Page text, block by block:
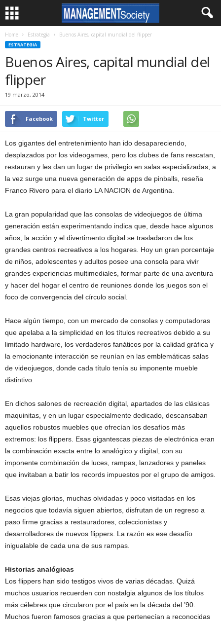
Home Estrategia Buenos Aires, capital mundial del flipper
ESTRATEGIA
Buenos Aires, capital mundial del
flipper
19 marzo, 2014
Facebook Twitter
Los gigantes del entretenimiento han ido desapareciendo,
desplazados por los videogames, pero los clubes de fans rescatan,
restauran y les dan un lugar de privilegio en salas especializadas; a
la vez surge una nueva generación de apps de pinballs, reseña
Franco Rivero para el diario LA NACION de Argentina.
La gran popularidad que las consolas de videojuegos de última
generación están experimentando indica que, desde hace algunos
años, la acción y el divertimento digital se trasladaron de los
grandes centros recreativos a los hogares. Hoy un gran porcentaje
de niños, adolescentes y adultos posee una consola para vivir
grandes experiencias multimediales, formar parte de una aventura
y hacer del hogar el centro de reuniones donde los juegos son el
foco de convergencia del círculo social.
Hace algún tiempo, con un mercado de consolas y computadoras
que apelaba a la simplicidad en los títulos recreativos debido a su
limitado hardware, los verdaderos fanáticos por la calidad gráfica y
la emocionante interacción se reunían en las emblemáticas salas
de videojuegos, donde cada título tenía su imponente mueble
distintivo.
En dichos salones de recreación digital, apartados de las clásicas
maquinitas, y en un lugar especialmente dedicado, descansaban
aquellos robustos muebles que ofrecían los desafíos más
extremos: los flippers. Esas gigantescas piezas de electrónica eran
la combinación exacta entre lo analógico y digital, con su
imponente combinación de luces, rampas, lanzadores y paneles
que invitaban a batir los records impuestos por el grupo de amigos.
Esas viejas glorias, muchas olvidadas y poco visitadas en los
negocios que todavía siguen abiertos, disfrutan de un regreso a
paso firme gracias a restauradores, coleccionistas y
desarrolladores de nuevos flippers. La razón es ese desafío
inigualable de cada una de sus rampas.
Historias analógicas
Los flippers han sido testigos vivos de varias décadas. Quizá
muchos usuarios recuerden con nostalgia algunos de los títulos
más célebres que circularon por el país en la década del ’90.
Muchos fueron famosos gracias a que pertenecían a reconocidas